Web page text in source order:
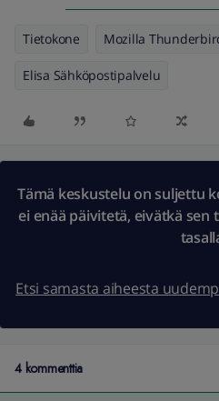
Tietokone Mozilla
Elisa Sähköpostipalvelu
Tämä keskustelu on suljettu
ei enää päivitetä, eivätkä
Etsi samasta aiheesta
4 kommenttia